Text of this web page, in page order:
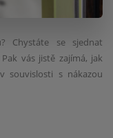
Chystáte se sjednat
vás jistě zajímá, jak
souvislosti s nákazou